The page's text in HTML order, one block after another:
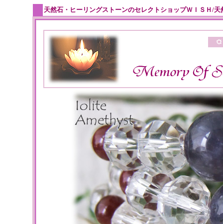
天然石・ヒーリングストーンのセレクトショップＷＩＳＨ/